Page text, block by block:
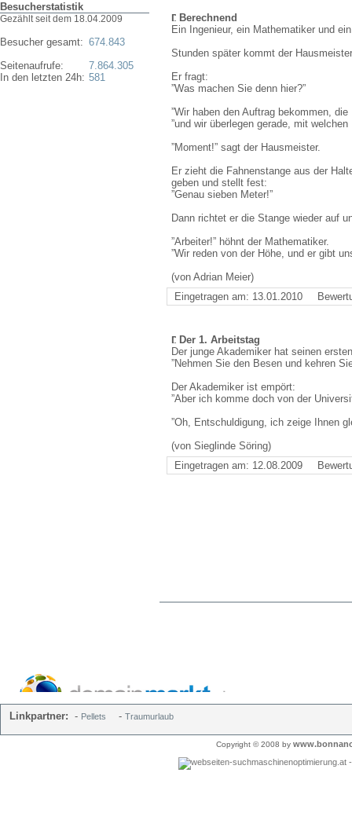
Besucherstatistik
Gezählt seit dem 18.04.2009
Besucher gesamt:
Seitenaufrufe:
In den letzten 24h:
674.843
7.864.305
581
Berechnend
Ein Ingenieur, ein Mathematiker und
Stunden später kommt der
Er fragt:
”Was machen Sie denn hier?”
”Wir haben den Auftrag bekommen,
”und wir überlegen gerade, mit
”Moment!” sagt der Hausmeister.
Er zieht die Fahnenstange aus der
geben und stellt fest:
”Genau sieben Meter!”
Dann richtet er die Stange wieder auf
”Arbeiter!” höhnt der Mathematiker.
”Wir reden von der Höhe, und er gibt
(von Adrian Meier)
Eingetragen am: 13.01.2010
Der 1. Arbeitstag
Der junge Akademiker hat seinen
”Nehmen Sie den Besen und kehren
Der Akademiker ist empört:
”Aber ich komme doch von der
”Oh, Entschuldigung, ich zeige Ihnen
(von Sieglinde Söring)
Eingetragen am: 12.08.2009
Linkpartner: - Pellets - Traumurlaub
Copyright © 2008 by